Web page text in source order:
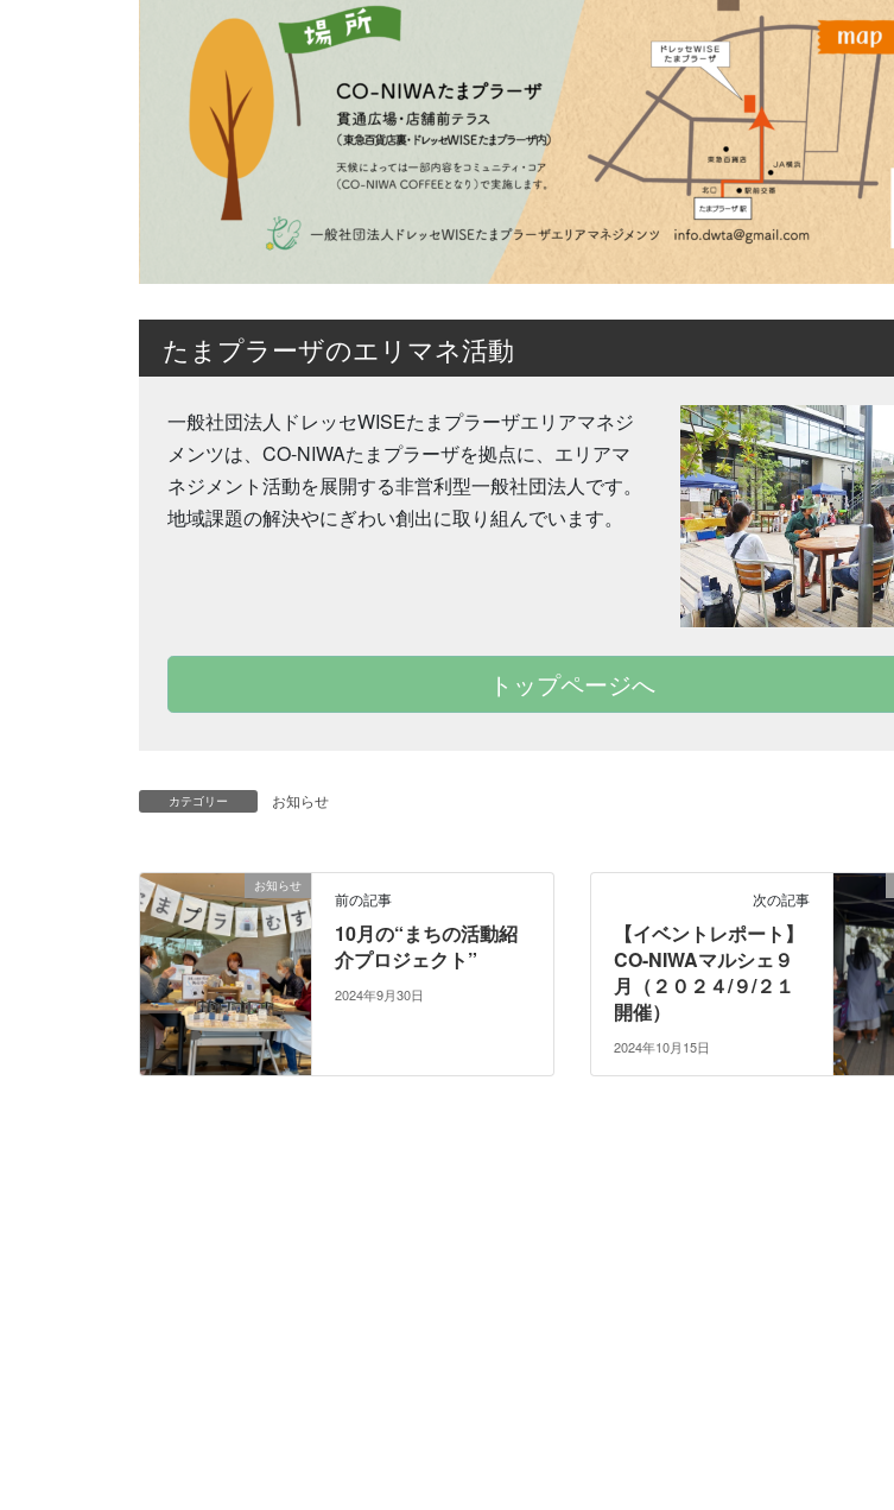
たまプラーザのエリマネ活動
一般社団法人ドレッセWISEたまプラーザエリアマネジ
メンツは、CO-NIWAたまプラーザを拠点に、エリアマ
ネジメント活動を展開する非営利型一般社団法人です。
地域課題の解決やにぎわい創出に取り組んでいます。
トップページへ
カテゴリー お知らせ
お知らせ
前の記事
10月の“まちの活動紹
介プロジェクト”
2024年9月30日
次の記事
【イベントレポート】
CO-NIWAマルシェ９
月（２０２４/９/２１
開催）
2024年10月15日